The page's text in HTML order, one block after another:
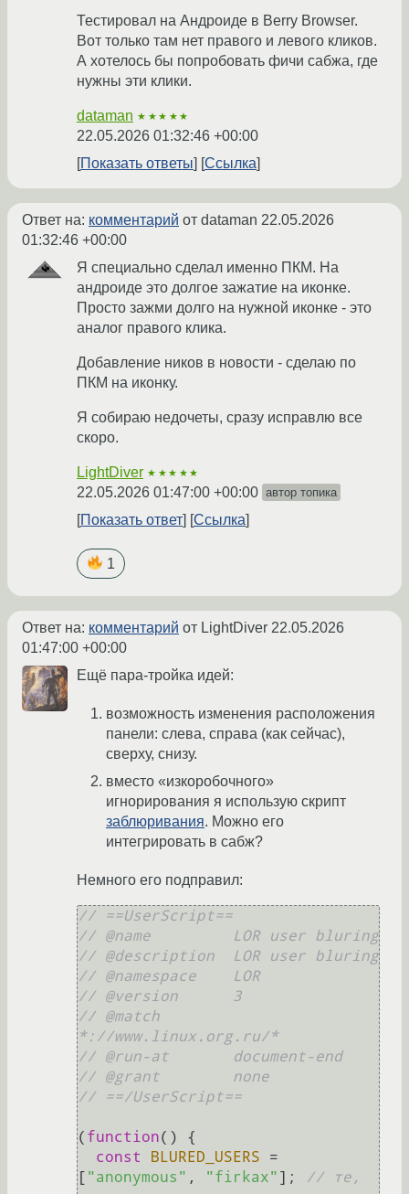
Тестировал на Андроиде в Berry Browser.
Вот только там нет правого и левого кликов.
А хотелось бы попробовать фичи сабжа, где
нужны эти клики.
dataman ★★★★★
22.05.2026 01:32:46 +00:00
Показать ответы
Ссылка
Ответ на: комментарий от dataman 22.05.2026
01:32:46 +00:00
Я специально сделал именно ПКМ. На
андроиде это долгое зажатие на иконке.
Просто зажми долго на нужной иконке - это
аналог правого клика.
Добавление ников в новости - сделаю по
ПКМ на иконку.
Я собираю недочеты, сразу исправлю все
скоро.
LightDiver ★★★★★
22.05.2026 01:47:00 +00:00 автор топика
Показать ответ Ссылка
1
Ответ на: комментарий от LightDiver 22.05.2026
01:47:00 +00:00
Ещё пара-тройка идей:
возможность изменения расположения
панели: слева, справа (как сейчас),
сверху, снизу.
вместо «изкоробочного»
игнорирования я использую скрипт
заблюривания. Можно его
интегрировать в сабж?
Немного его подправил:
// ==UserScript==
// @name         LOR user bluring
// @description  LOR user bluring
// @namespace    LOR
// @version      3
// @match
*://www.linux.org.ru/*
// @run-at       document-end
// @grant        none
// ==/UserScript==
( function( ) {
const
BLURED_USERS =
[ "anonymous" , "firkax" ];
// те,